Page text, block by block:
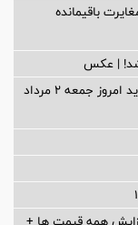
باقیمانده
شد! | عکس
تغییر شدید قیمت خودروهای سایپا؛ جدول جدید امروز جمعه ۲ مرداد